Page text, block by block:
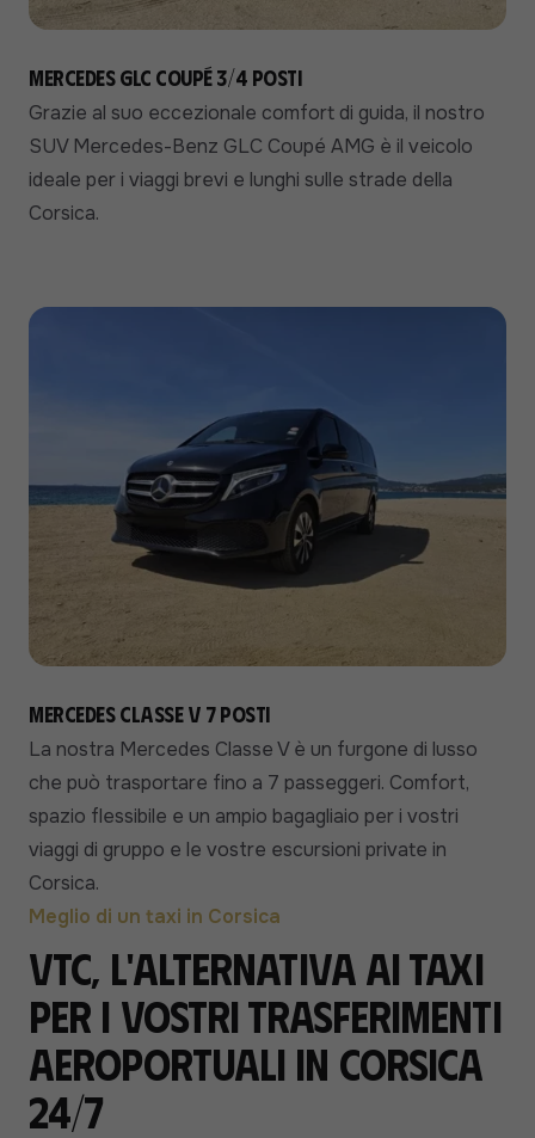
Mercedes GLC Coupé 3/4 posti
Grazie al suo eccezionale comfort di guida, il nostro
SUV Mercedes-Benz GLC Coupé AMG è il veicolo
ideale per i viaggi brevi e lunghi sulle strade della
Corsica.
Mercedes Classe V 7 posti
La nostra Mercedes Classe V è un furgone di lusso
che può trasportare fino a 7 passeggeri. Comfort,
spazio flessibile e un ampio bagagliaio per i vostri
viaggi di gruppo e le vostre escursioni private in
Corsica.
Meglio di un taxi in Corsica
VTC, l'alternativa ai taxi
per i vostri trasferimenti
aeroportuali in Corsica
24/7